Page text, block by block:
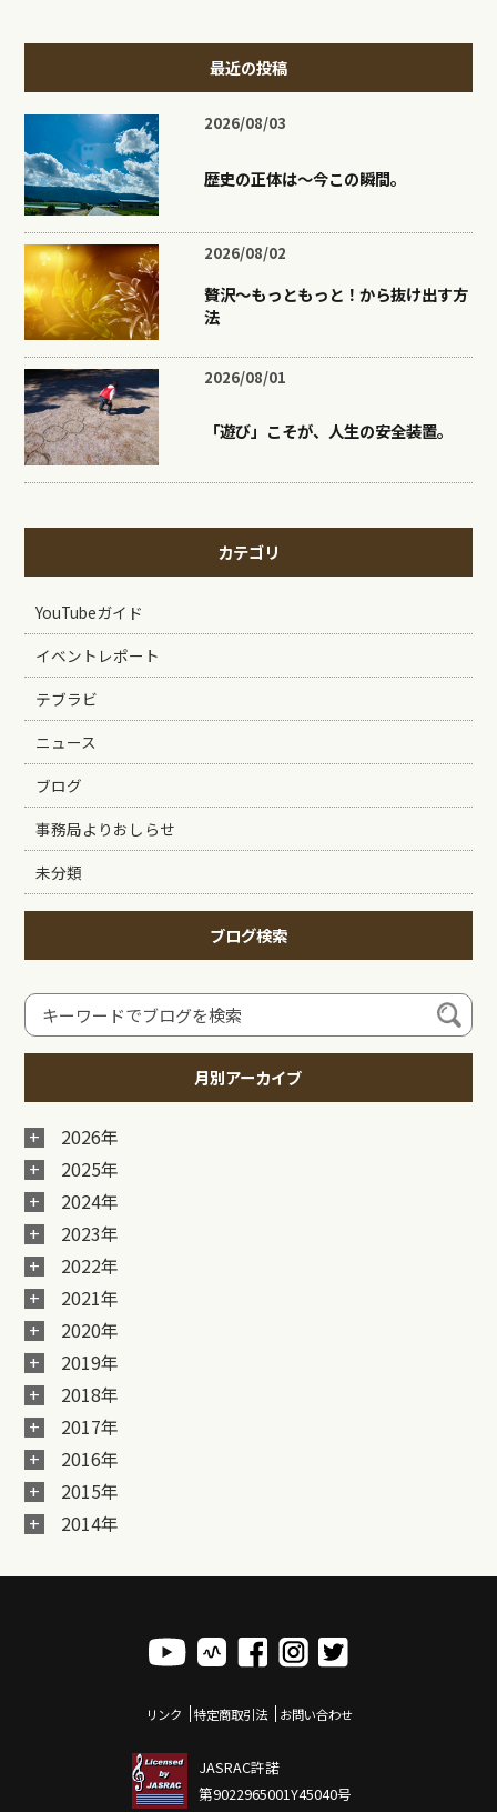
最近の投稿
2026/08/03
歴史の正体は〜今この瞬間。
2026/08/02
贅沢〜もっともっと！から抜け出す方
法
2026/08/01
「遊び」こそが、人生の安全装置。
カテゴリ
YouTubeガイド
イベントレポート
テブラビ
ニュース
ブログ
事務局よりおしらせ
未分類
ブログ検索
月別アーカイブ
2026年
2025年
2024年
2023年
2022年
2021年
2020年
2019年
2018年
2017年
2016年
2015年
2014年
リンク 特定商取引法 お問い合わせ
JASRAC許諾
第9022965001Y45040号